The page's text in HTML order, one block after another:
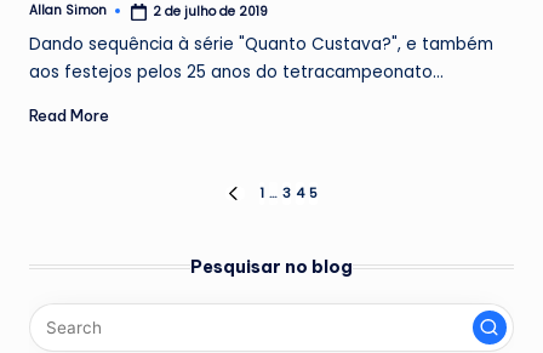
Posted
Allan Simon 2 de julho de 2019
Dando sequência à série "Quanto Custava?", e também
aos festejos pelos 25 anos do tetracampeonato…
Read More
posts
PREVIOUS
1 … 3 4 5
Pesquisar no blog